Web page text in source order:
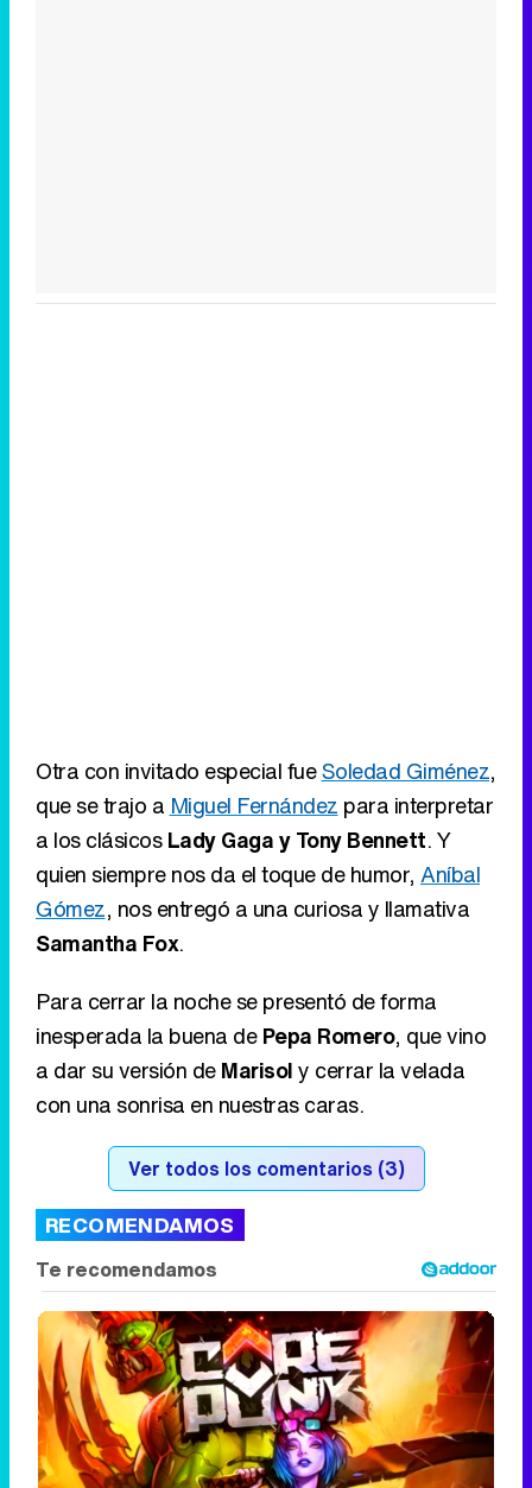
Otra con invitado especial fueSoledad Giménez,
que se trajo a Miguel Fernández para interpretar
a los clásicosLady Gaga y Tony Bennett. Y
quien siempre nos da el toque de humor, Aníbal
Gómez, nos entregó a una curiosa y llamativa
Samantha Fox.
Para cerrar la noche se presentó de forma
inesperada la buena dePepa Romero, que vino
a dar su versión deMarisoly cerrar la velada
con una sonrisa en nuestras caras.
Ver todos los comentarios (3)
RECOMENDAMOS